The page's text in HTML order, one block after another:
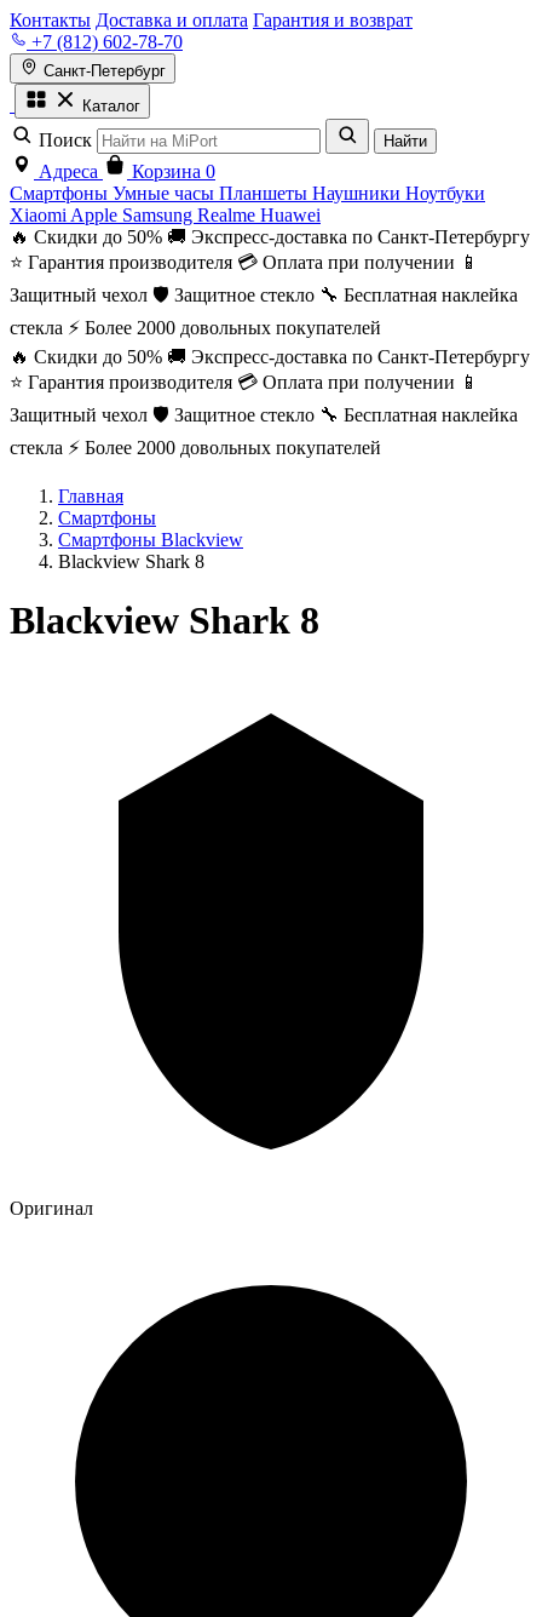
Контакты Доставка и оплата Гарантия и возврат
+7 (812) 602-78-70
Санкт-Петербург
Каталог
Поиск Найти
Адреса Корзина 0
Смартфоны Умные часы Планшеты Наушники Ноутбуки
Xiaomi Apple Samsung Realme Huawei
🔥 Скидки до 50% 🚚 Экспресс-доставка по Санкт-Петербургу
⭐ Гарантия производителя 💳 Оплата при получении 📱
Защитный чехол 🛡️ Защитное стекло 🔧 Бесплатная наклейка
стекла ⚡ Более 2000 довольных покупателей
🔥 Скидки до 50% 🚚 Экспресс-доставка по Санкт-Петербургу
⭐ Гарантия производителя 💳 Оплата при получении 📱
Защитный чехол 🛡️ Защитное стекло 🔧 Бесплатная наклейка
стекла ⚡ Более 2000 довольных покупателей
Главная
Смартфоны
Смартфоны Blackview
Blackview Shark 8
Blackview Shark 8
Оригинал